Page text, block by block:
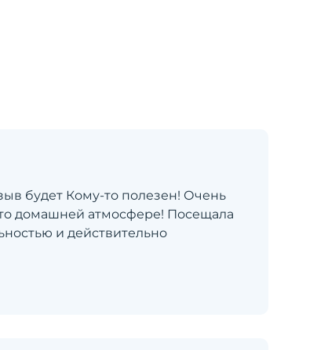
будет Кому-то полезен! Очень
домашней атмосфере! Посещала
и действительно